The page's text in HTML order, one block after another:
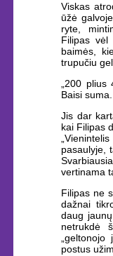
Viskas
ūžė
ryte,
Filipas vėl
baimės,
trupučiu
„200
Baisi
Jis dar
kai Filipas
pasaulyje,
vertinama
Filipas ne
dažnai
daug
netrukdė
postus